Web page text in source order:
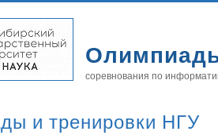
соревнования по
и тренировки НГУ